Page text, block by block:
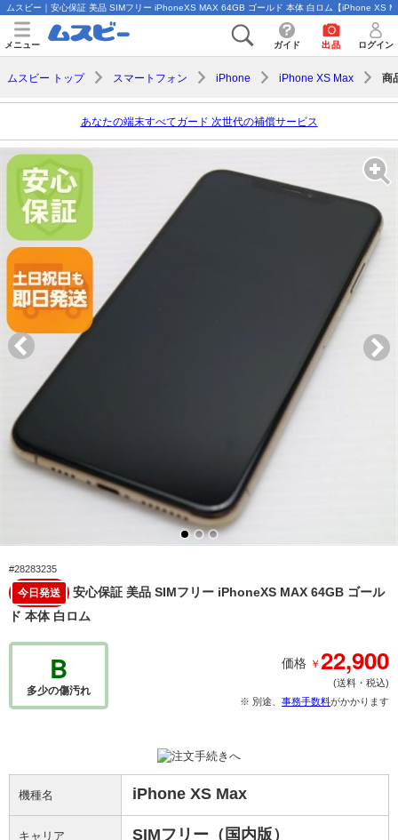
ムスビー｜安心保証 美品 SIMフリー iPhoneXS MAX 64GB ゴールド 本体 白ロム【iPhone XS
メニュー ガイド 出品 ログイン
ムスビー トップ スマートフォン iPhone iPhone XS Max 商
あなたの端末すべてガード 次世代の補償サービス
#28283235
今日発送
安心保証 美品 SIMフリー iPhoneXS MAX 64GB ゴール
ド 本体 白ロム
B
多少の傷汚れ
価格 ￥22,900
(送料・税込)
※ 別途、 事務手数料がかかります
機種名 iPhone XS Max
キャリア SIMフリー（国内版）